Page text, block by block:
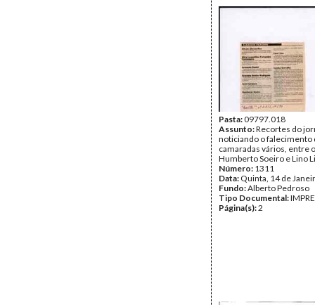
Marzuki
Fundo:Arquivo da
Timorense - TAPOL
Tipo Documental:
Página(s):71
Pasta:09797.018
Assunto:Recortes do
noticiando o falecimento
camaradas vários, entre
Humberto Soeiro e Lino
Número: 1311
Data: Quinta, 14 de
Fundo:Alberto Pedroso
Tipo Documental:
Página(s):2